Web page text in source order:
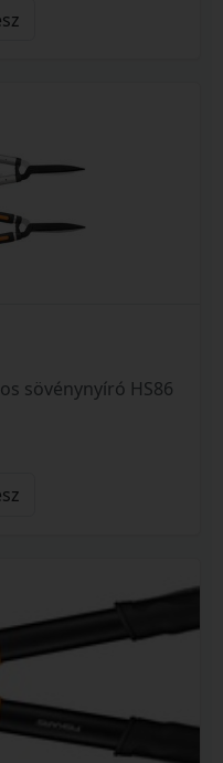
sövénynyíró HS86